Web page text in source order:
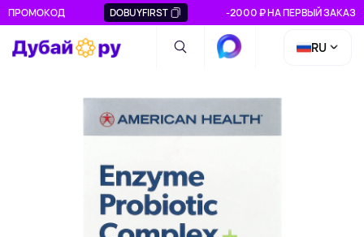
ПРОМОКОД DOBUYFIRST -2000 ₽ НА ПЕРВЫЙ ЗАКАЗ
RU